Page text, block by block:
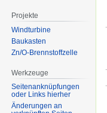
Projekte
Windturbine
Baukasten
Zn/O-Brennstoffzelle
Werkzeuge
Seitenanknüpfungen
oder Links hierher
Änderungen an